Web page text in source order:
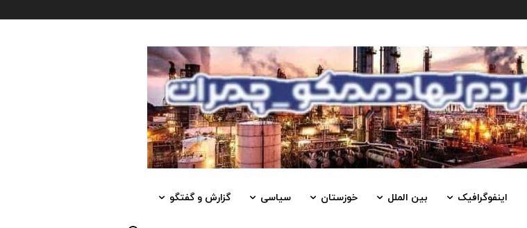
اینفوگرافیک بین الملل خوزستان سیاسی گزارش و گفتگو